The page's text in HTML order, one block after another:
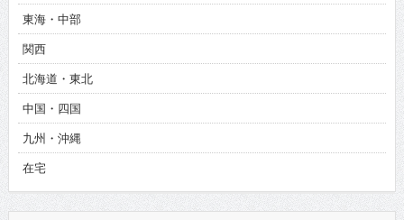
東海・中部
関西
北海道・東北
中国・四国
九州・沖縄
在宅